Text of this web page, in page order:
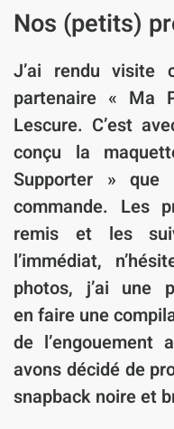
Nos (petits)
J’ai rendu visite
partenaire « Ma
Lescure. C’est
conçu la
Supporter » que
commande. Les
remis et les
l’immédiat,
photos, j’ai une
en faire une
de l’engouement
avons décidé de
snapback noire et